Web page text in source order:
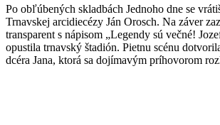
Po obľúbených skladbách Jednoho dne se
Trnavskej arcidiecézy Ján Orosch. Na záver
transparent s nápisom „Legendy sú večné!
opustila trnavský štadión. Pietnu scénu
dcéra Jana, ktorá sa dojímavým príhovorom